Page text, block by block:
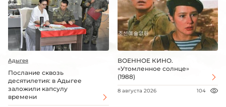
Адыгея
Послание сквозь
десятилетия: в Адыгее
заложили капсулу
времени
ВОЕННОЕ КИНО.
«Утомленное солнце»
(1988)
8 августа 2026 104